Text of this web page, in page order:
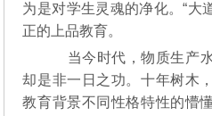
为是对学生灵魂的净化。“大
正的上品教育。
当今时代，物质生产
却是非一日之功。十年树木
教育背景不同性格特性的懵